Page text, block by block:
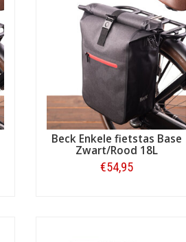
Beck Enkele fietstas Base
Zwart/Rood 18L
€54,95